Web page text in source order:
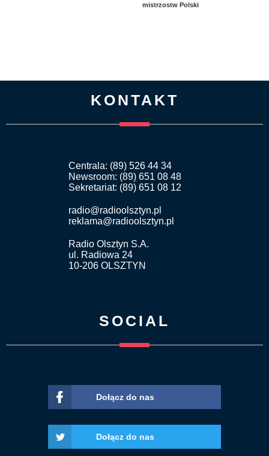
mistrzostw Polski
KONTAKT
Centrala: (89) 526 44 34
Newsroom: (89) 651 08 48
Sekretariat: (89) 651 08 12
radio@radioolsztyn.pl
reklama@radioolsztyn.pl
Radio Olsztyn S.A.
ul. Radiowa 24
10-206 OLSZTYN
SOCIAL
Dołącz do nas
Dołącz do nas